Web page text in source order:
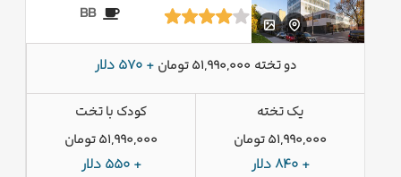
BB
دو تخته 51,990,000 تومان + 570 دلار
یک تخته
51,990,000 تومان
+ 840 دلار
کودک با تخت
51,990,000 تومان
+ 550 دلار